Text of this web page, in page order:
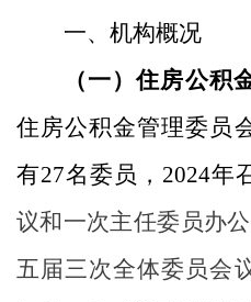
一、 机构概况
（一）住房公积
住房公积金管理委员
有27名委员， 2024年
议和一次主任委员办公
五届三次全体委员会